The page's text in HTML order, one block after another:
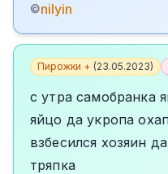
©nilyin
Пирожки + (23.05.2023)
с утра самобранка
яйцо да укропа
взбесился хозяин
тряпка